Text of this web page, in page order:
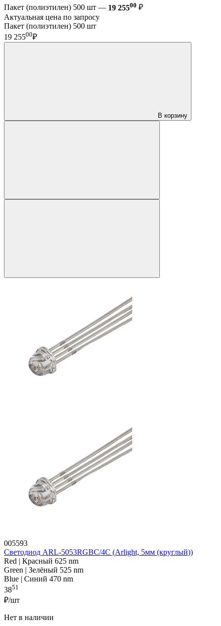
Пакет (полиэтилен) 500 шт — 19 25500 ₽
Актуальная цена по запросу
Пакет (полиэтилен) 500 шт
19 25500₽
В корзину
005593
Светодиод ARL-5053RGBC/4C (Arlight, 5мм (круглый))
Red | Красный 625 nm
Green | Зелёный 525 nm
Blue | Синий 470 nm
3851
₽/шт
Нет в наличии